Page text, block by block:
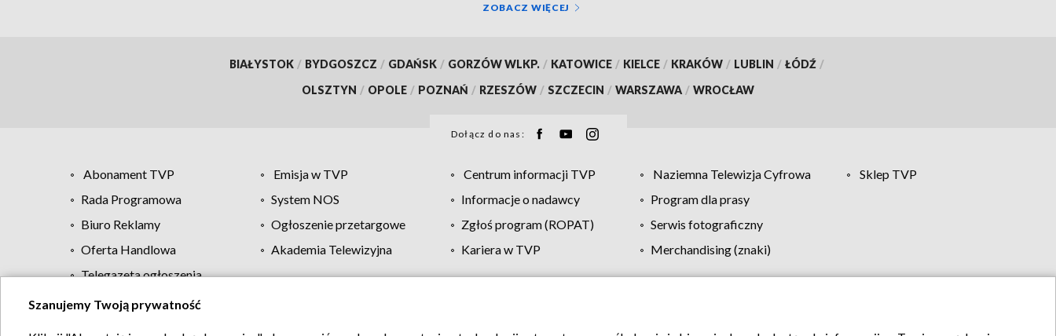
ZOBACZ WIĘCEJ
BIAŁYSTOK / BYDGOSZCZ / GDAŃSK / GORZÓW WLKP. / KATOWICE / KIELCE / KRAKÓW / LUBLIN / ŁÓDŹ /
OLSZTYN / OPOLE / POZNAŃ / RZESZÓW / SZCZECIN / WARSZAWA / WROCŁAW
Dołącz do nas:
Abonament TVP Emisja w TVP Centrum informacji TVP Naziemna Telewizja Cyfrowa
Sklep TVP
Rada Programowa
System NOS Informacje o nadawcy
Program dla prasy
Biuro Reklamy
Ogłoszenie przetargowe Zgłoś program (ROPAT)
Serwis fotograficzny
Oferta Handlowa
Akademia Telewizyjna Kariera w TVP
Merchandising (znaki)
Telegazeta ogłoszenia
Regulamin TVP Polityka prywatności Moje zgody Pomoc Biuro reklamy Kontakt
Szanujemy Twoją prywatność